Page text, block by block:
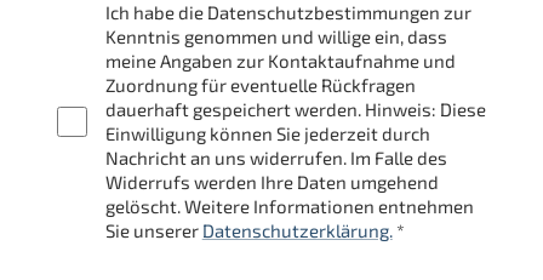
Ich habe die Datenschutzbestimmungen zur
Kenntnis genommen und willige ein, dass
meine Angaben zur Kontaktaufnahme und
Zuordnung für eventuelle Rückfragen
dauerhaft gespeichert werden. Hinweis: Diese
Einwilligung können Sie jederzeit durch
Nachricht an uns widerrufen. Im Falle des
Widerrufs werden Ihre Daten umgehend
gelöscht. Weitere Informationen entnehmen
Sie unserer Datenschutzerklärung.*